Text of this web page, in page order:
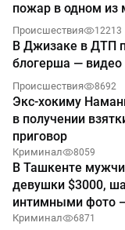
пожар в одном из
Происшествия 12213
В Джизаке в ДТП
блогерша — видео
Происшествия 8692
Экс-хокиму
в получении
приговор
Криминал 8059
В Ташкенте
девушки $3000,
интимными фото
Криминал 6871